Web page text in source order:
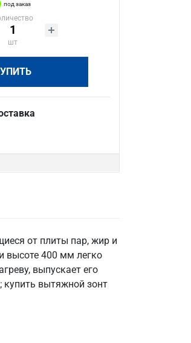
под заказ
шт
от плиты пар, жир и
высоте 400 мм легко
выпускает его
купить вытяжной зонт